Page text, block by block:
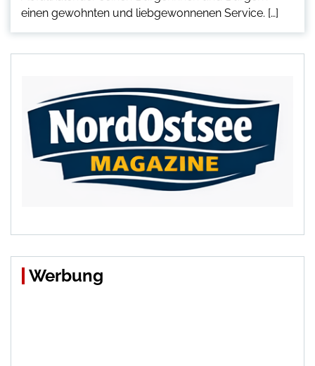
einen gewohnten und liebgewonnenen Service. […]
Werbung